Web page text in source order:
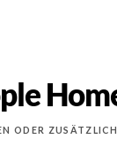
ODER